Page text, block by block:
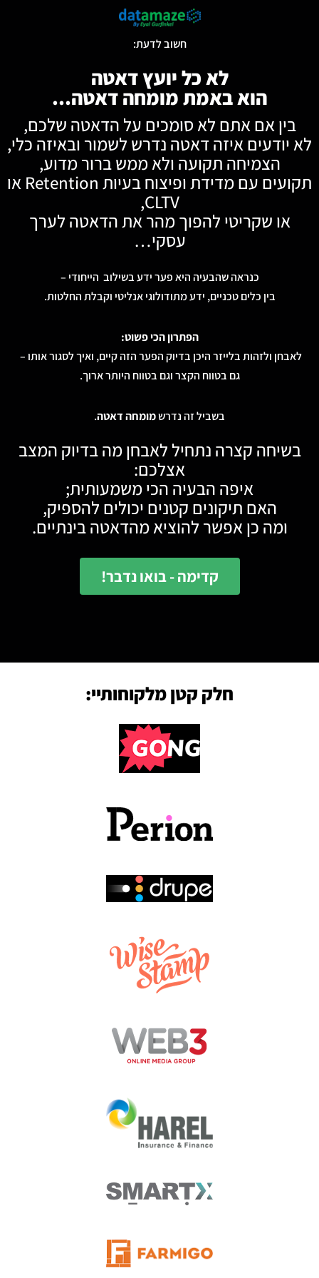
חשוב לדעת:
לא כל יועץ דאטה
הוא באמת מומחה דאטה...
בין אם אתם לא סומכים על הדאטה שלכם,
יודעים איזה דאטה נדרש לשמור ובאיזה כלי,
הצמיחה תקועה ולא ממש ברור מדוע,
תקועים עם מדידת ופיצוח בעיות Retention או
CLTV,
או שקריטי להפוך מהר את הדאטה לערך
עסקי…
כנראה שהבעיה היא פער ידע בשילוב הייחודי –
בין כלים טכניים, ידע מתודולוגי אנליטי וקבלת החלטות.
הפתרון הכי פשוט:
ולזהות בלייזר היכן בדיוק הפער הזה קיים, ואיך לסגור אותו –
גם בטווח הקצר וגם בטווח היותר ארוך.
בשביל זה נדרשמומחה דאטה.
קצרה נתחיל לאבחן מה בדיוק המצב
אצלכם:
איפה הבעיה הכי משמעותית;
האם תיקונים קטנים יכולים להספיק,
ומה כן אפשר להוציא מהדאטה בינתיים.
קדימה - בואו נדבר!
חלק קטן מלקוחותיי: